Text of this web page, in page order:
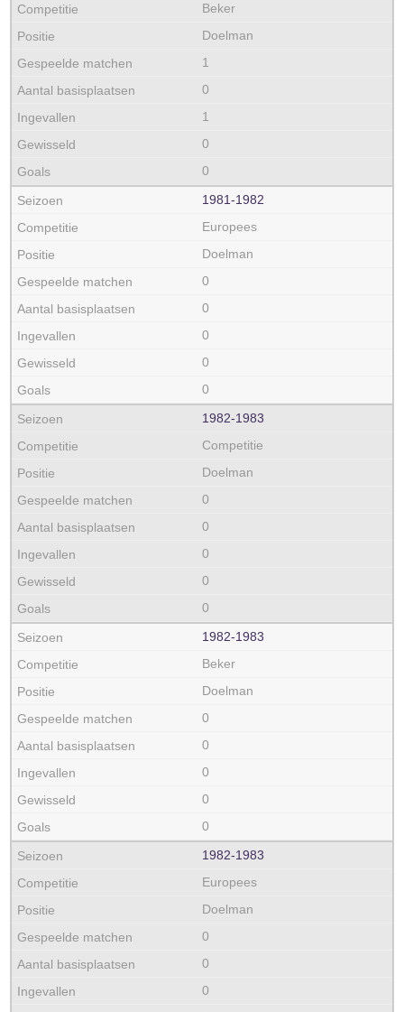
Beker
Doelman
1
0
1
0
0
1981‑1982
Europees
Doelman
0
0
0
0
0
1982‑1983
Competitie
Doelman
0
0
0
0
0
1982‑1983
Beker
Doelman
0
0
0
0
0
1982‑1983
Europees
Doelman
0
0
0